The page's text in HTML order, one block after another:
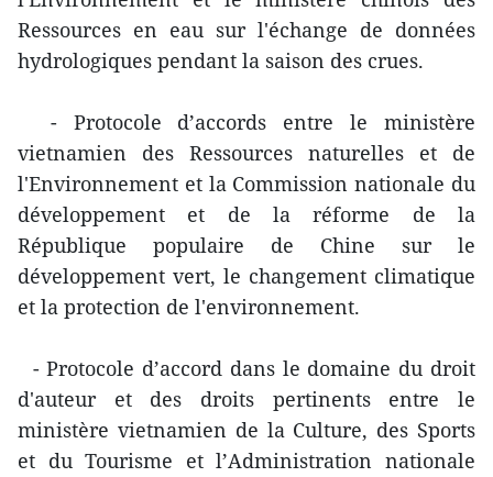
Ressources en eau sur l'échange de données
hydrologiques pendant la saison des crues.
- Protocole d’accords entre le ministère
vietnamien des Ressources naturelles et de
l'Environnement et la Commission nationale du
développement et de la réforme de la
République populaire de Chine sur le
développement vert, le changement climatique
et la protection de l'environnement.
- Protocole d’accord dans le domaine du droit
d'auteur et des droits pertinents entre le
ministère vietnamien de la Culture, des Sports
et du Tourisme et l’Administration nationale